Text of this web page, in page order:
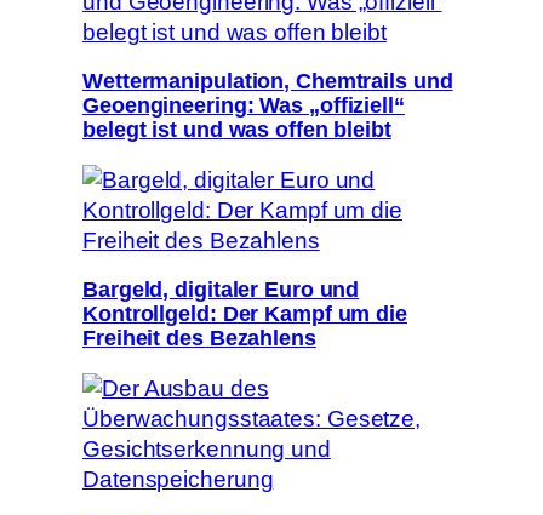
Wettermanipulation, Chemtrails und
Geoengineering: Was „offiziell“
belegt ist und was offen bleibt
Bargeld, digitaler Euro und
Kontrollgeld: Der Kampf um die
Freiheit des Bezahlens